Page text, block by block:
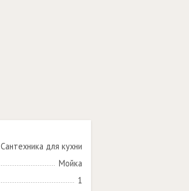
Сантехника для кухни
Мойка
1